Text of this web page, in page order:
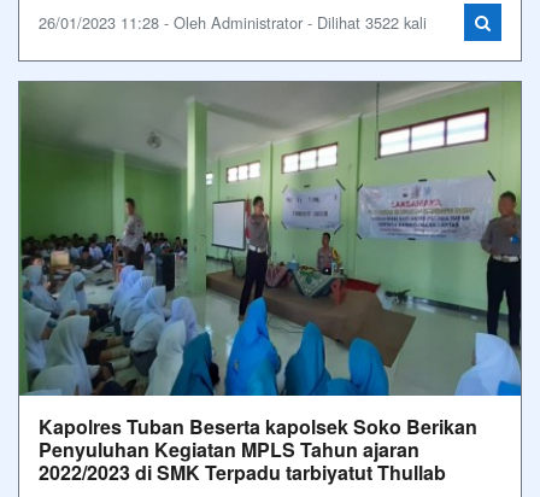
26/01/2023 11:28 - Oleh Administrator - Dilihat 3522 kali
Kapolres Tuban Beserta kapolsek Soko Berikan
Penyuluhan Kegiatan MPLS Tahun ajaran
2022/2023 di SMK Terpadu tarbiyatut Thullab